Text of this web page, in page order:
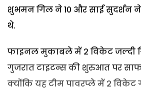
शुभमन गिल ने 10 और साई सुदर्शन
थे.
फाइनल मुकाबले में 2 विकेट जल्दी
गुजरात टाइटन्स की शुरुआत पर साफ
क्योंकि यह टीम पावरप्ले में 2 विकेट